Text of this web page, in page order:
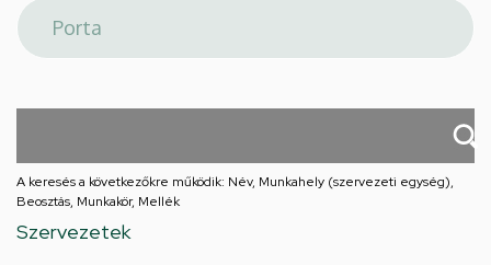
A keresés a következőkre működik: Név, Munkahely (szervezeti egység),
Beosztás, Munkakör, Mellék
Szervezetek